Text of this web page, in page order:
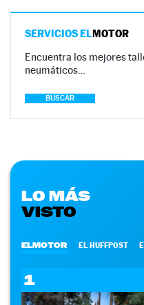
SERVICIOS ELMOTOR
Encuentra los mejores
neumáticos…
BUSCAR
LO MÁS
VISTO
ELMOTOR EL HUFFPOST
1